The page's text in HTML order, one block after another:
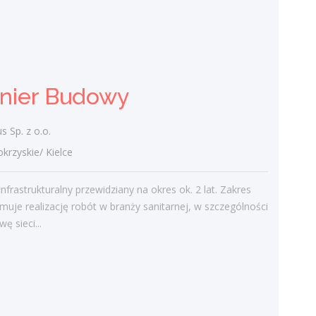
oraz prowadzenie terapii
nerkozastępczych. Przygotowywanie
Więcej ofert pracy
Budowy
Sp. z o.o.
Kielce
przewidziany na okres ok. 2 lat. Zakres
realizację robót w branży sanitarnej, w szczególności
sieci...